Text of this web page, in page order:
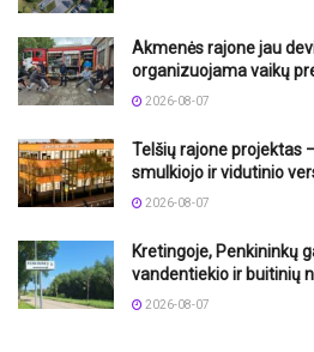
Akmenės rajone jau
organizuojama vaikų
2026-08-07
Telšių rajone projektas
smulkiojo ir vidutinio
2026-08-07
Kretingoje, Penkininkų
vandentiekio ir buitinių
2026-08-07